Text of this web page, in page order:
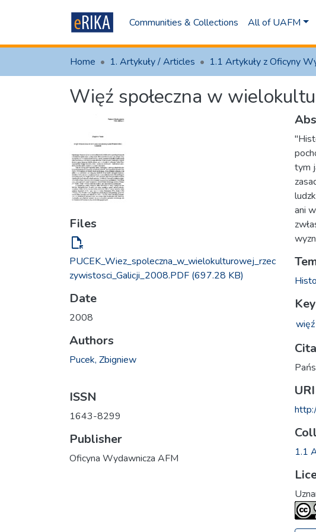
Communities & Collections All of UAFM
Home 1. Artykuły / Articles
Więź społeczna w
Files
file_open
PUCEK_Wiez_spoleczna_w_wielokulturowej_rzec
zywistosci_Galicji_2008.PDF (697.28 KB)
Date
2008
Authors
Pucek, Zbigniew
ISSN
1643-8299
Publisher
Oficyna Wydawnicza AFM
tym
ani
więź
URI
1.1